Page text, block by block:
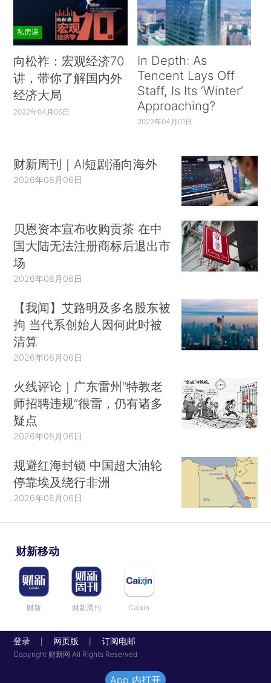
私房课
向松祚：宏观经济70
讲，带你了解国内外
经济大局
2022年04月06日
In Depth: As
Tencent Lays Off
Staff, Is Its ‘Winter’
Approaching?
2022年04月01日
财新周刊｜AI短剧涌向海外
2026年08月06日
贝恩资本宣布收购贡茶 在中
国大陆无法注册商标后退出市
场
2026年08月06日
【我闻】艾路明及多名股东被
拘 当代系创始人因何此时被
清算
2026年08月06日
火线评论｜广东雷州“特教老
师招聘违规”很雷，仍有诸多
疑点
2026年08月06日
规避红海封锁 中国超大油轮
停靠埃及绕行非洲
2026年08月06日
财新移动
财新 财新周刊 Caixin
登录 网页版 订阅电邮
Copyright 财新网 All Rights Reserved
App 内打开